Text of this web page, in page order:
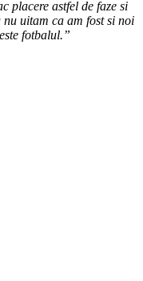
placere astfel de faze si
uitam ca am fost si noi
fotbalul.”